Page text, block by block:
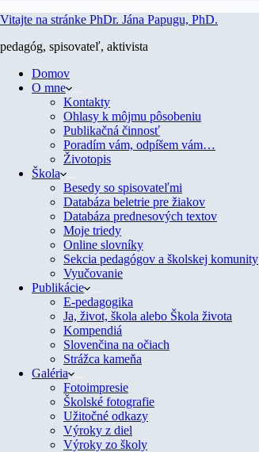
Vitajte na stránke PhDr. Jána Papugu, PhD.
pedagóg, spisovateľ, aktivista
Domov
O mne
Kontakty
Ohlasy k môjmu pôsobeniu
Publikačná činnosť
Poradím vám, odpíšem vám…
Životopis
Škola
Besedy so spisovateľmi
Databáza beletrie pre žiakov
Databáza prednesových textov
Moje triedy
Online slovníky
Sekcia pedagógov a školskej komunity
Vyučovanie
Publikácie
E-pedagogika
Ja, život, škola alebo Škola života
Kompendiá
Slovenčina na očiach
Strážca kameňa
Galéria
Fotoimpresie
Školské fotografie
Užitočné odkazy
Výroky z diel
Výroky zo školy